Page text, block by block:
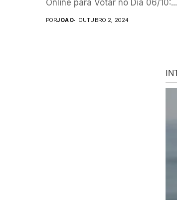
Online para Votar no Dia 06/10:...
PORJOAO OUTUBRO 2, 2024